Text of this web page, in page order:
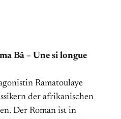
Bâ – Une si longue
Ramatoulaye
der afrikanischen
Der Roman ist in